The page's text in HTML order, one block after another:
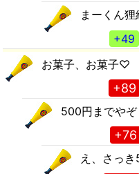
まーくん
+49
お菓子、お菓子♡
+89
500円までやぞ
+76
え、さっ